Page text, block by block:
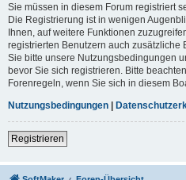
Sie müssen in diesem Forum registriert
Die Registrierung ist in wenigen
Ihnen, auf weitere Funktionen
registrierten Benutzern auch zusätzliche
Sie bitte unsere Nutzungsbedingungen
bevor Sie sich registrieren. Bitte
Forenregeln, wenn Sie sich in diesem
Nutzungsbedingungen |
Registrieren